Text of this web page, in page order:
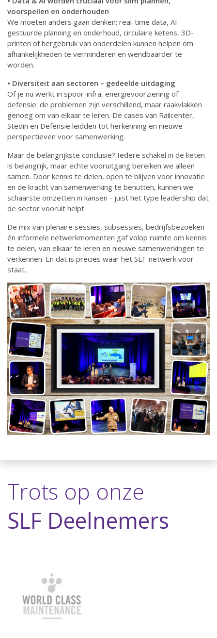
voorspellen en onderhouden
We moeten anders gaan denken: real-time data, AI-
gestuurde planning en onderhoud, circulaire ketens, 3D-
printen of hergebruik van onderdelen kunnen helpen om
afhankelijkheden te verminderen en wendbaarder te
worden.
• Diversiteit aan sectoren – gedeelde uitdaging
Of je nu werkt in spoor-infra, energievoorziening of
defensie: de problemen zijn verschillend, maar raakvlakken
genoeg om van elkaar te leren. De cases van Railcenter,
Stedin en Defensie leidden tot herkenning en nieuwe
perspectieven voor samenwerking.
Maar de belangrijkste conclusie? Iedere schakel in de keten
is belangrijk, maar echte vooruitgang bereiken we alleen
samen. Door kennis te delen, open te blijven voor innovatie
en de kracht van samenwerking te benutten, kunnen we
schaarste omzetten in kansen - juist het type leadership dat
de sector vooruit helpt.
De mix van plenaire sessies, subsessies, bedrijfsbezoeken
én informele netwerkmomenten gaf volop ruimte om kennis
te delen, van elkaar te leren en nieuwe samenwerkingen te
verkennen. En dat is precies waar het SLF-netwerk voor
staat.
Trots op onze
SLF Deelnemers